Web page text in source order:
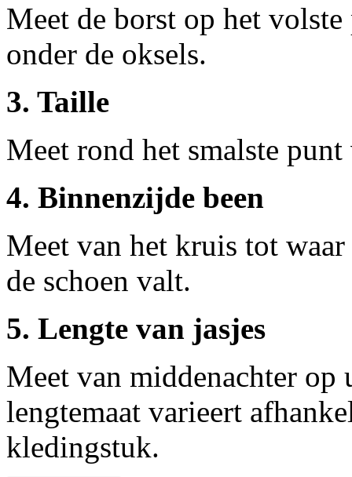
Meet de borst op het
onder de oksels.
3. Taille
Meet rond het smalste
4. Binnenzijde been
Meet van het kruis tot
de schoen valt.
5. Lengte van jasjes
Meet van middenachter op
lengtemaat varieert
kledingstuk.